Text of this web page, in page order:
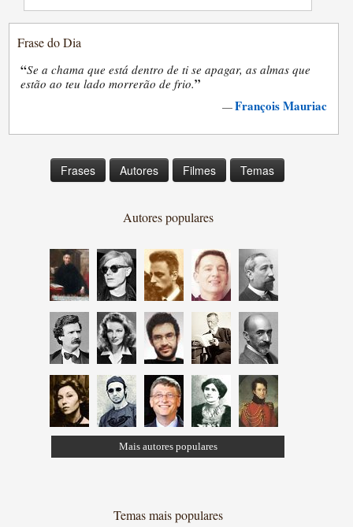
Frase do Dia
“Se a chama que está dentro de ti se apagar, as almas que
estão ao teu lado morrerão de frio.”
—François Mauriac
Frases Autores Filmes Temas
Autores populares
Mais autores populares
Temas mais populares